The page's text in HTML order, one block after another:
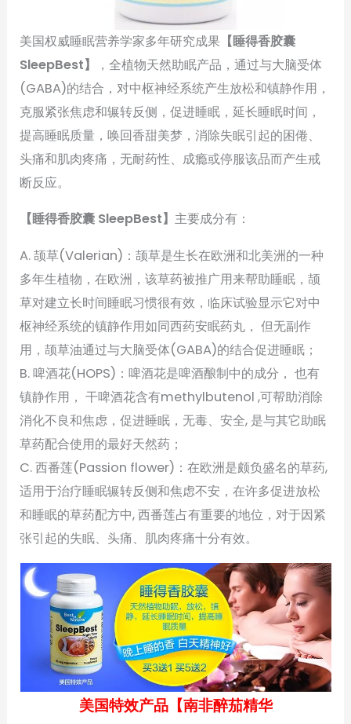
美国权威睡眠营养学家多年研究成果 【睡得香胶囊
SleepBest】
，全植物天然助眠产品，通过与大脑受体
(GABA)的结合，对中枢神经系统产生放松和镇静作用，
克服紧张焦虑和辗转反侧，促进睡眠，延长睡眠时间，
提高睡眠质量，唤回香甜美梦，消除失眠引起的困倦、
头痛和肌肉疼痛，无耐药性、成瘾或停服该品而产生戒
断反应。
【睡得香胶囊 SleepBest】主要成分有：
A. 颉草(Valerian)：颉草是生长在欧洲和北美洲的一种
多年生植物，在欧洲，该草药被推广用来帮助睡眠，颉
草对建立长时间睡眠习惯很有效，临床试验显示它对中
枢神经系统的镇静作用如同西药安眠药丸， 但无副作
用，颉草油通过与大脑受体(GABA)的结合促进睡眠；
B. 啤酒花(HOPS)：啤酒花是啤酒酿制中的成分， 也有
镇静作用， 干啤酒花含有methylbutenol ,可帮助消除
消化不良和焦虑，促进睡眠，无毒、安全, 是与其它助眠
草药配合使用的最好天然药；
C. 西番莲(Passion flower)：在欧洲是颇负盛名的草药,
适用于治疗睡眠辗转反侧和焦虑不安，在许多促进放松
和睡眠的草药配方中, 西番莲占有重要的地位，对于因紧
张引起的失眠、头痛、肌肉疼痛十分有效。
美国特效产品【南非醉茄精华